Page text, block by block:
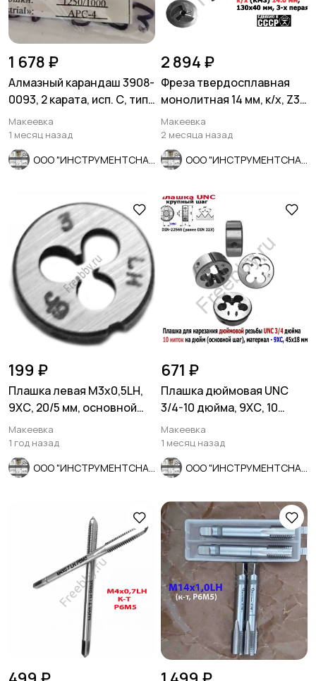
1 678 ₽
Алмазный карандаш 3908-
0093, 2 карата, исп. С, тип
04, зерн 1250/1000.
Макеевка
1 месяц назад
2 894 ₽
Фреза твердосплавная
монолитная 14 мм, к/х, Z3,
ВК8, 130/40 мм, СССР.
Макеевка
2 месяца назад
199 ₽
Плашка левая М3х0,5LH,
9ХС, 20/5 мм, основной
шаг, ГОСТ 9740-71.
Макеевка
1 год назад
671 ₽
Плашка дюймовая UNC
3/4-10 дюйма, 9ХС, 10
ниток на дюйм, 45/18 мм.
Макеевка
1 месяц назад